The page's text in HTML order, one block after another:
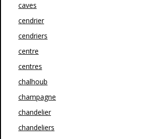
caves
cendrier
cendriers
centre
centres
chalhoub
champagne
chandelier
chandeliers